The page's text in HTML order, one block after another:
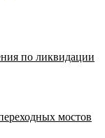
по ликвидации
мостов